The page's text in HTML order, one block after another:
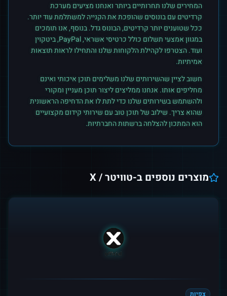
המחירים שלנו תחרותיים ביותר ואנחנו מציעים מערכת
קרדיטים עם בונוסים שהופכת את הקנייה למשתלמת עוד יותר.
ככל שטוענים יותר קרדיטים, הבונוס גדל. בנוסף, אנו תומכים
במגוון אמצעי תשלום כולל כרטיסי אשראי, PayPal, ביטקוין
ועוד. הצטרפו לקהילת הלקוחות שלנו והתחילו לראות תוצאות
אמיתיות.
חשוב לציין שהשירותים שלנו משלימים תוכן איכותי ואינם
מחליפים אותו. אנחנו ממליצים ליצור תוכן מעניין ומקורי
ולהשתמש בשירותים שלנו כדי לתת לו את הדחיפה הראשונית
שהוא צריך. שילוב של תוכן טוב עם שירותי קידום מקצועיים
הוא המתכון להצלחה ברשתות החברתיות.
מוצרים נוספים ב-טוויטר / X
צפיות